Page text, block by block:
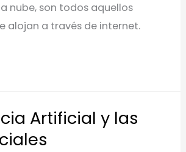
nube, son todos aquellos
alojan a través de internet.
Artificial y las